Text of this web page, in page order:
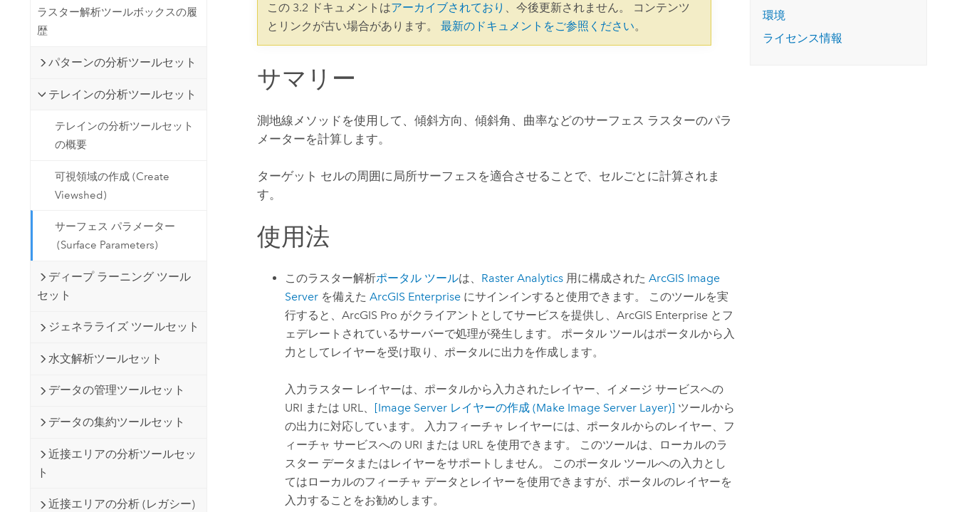
ケーションの構築
すべてのプロダクト
ラスター解析ツールボックスの履
歴
パターンの分析ツールセット
テレインの分析ツールセット
テレインの分析ツールセット
の概要
可視領域の作成 (Create
Viewshed)
サーフェス パラメーター
(Surface Parameters)
ディープ ラーニング ツール
セット
ジェネラライズ ツールセット
水文解析ツールセット
データの管理ツールセット
データの集約ツールセット
近接エリアの分析ツールセッ
ト
近接エリアの分析 (レガシー)
この 3.2 ドキュメントはアーカイブされており 、今後更新されません。 コンテンツ
とリンクが古い場合があります。最新のドキュメントをご参照ください。
サマリー
測地線メソッドを使用して、傾斜方向、傾斜角、曲率などのサーフェス ラスターのパラ
メーターを計算します。
ターゲット セルの周囲に局所サーフェスを適合させることで、セルごとに計算されま
す。
使用法
このラスター解析ポータル ツールは、 Raster Analytics用に構成された ArcGIS Image
Serverを備えた ArcGIS Enterpriseにサインインすると使用できます。 このツールを実
行すると、 ArcGIS Pro がクライアントとしてサービスを提供し、 ArcGIS Enterpriseとフ
ェデレートされているサーバーで処理が発生します。 ポータル ツールはポータルから入
力としてレイヤーを受け取り、ポータルに出力を作成します。
入力ラスター レイヤーは、ポータルから入力されたレイヤー、イメージ サービスへの
URI または URL、
[Image Server レイヤーの作成 (Make Image Server Layer)] ツールから
の出力に対応しています。 入力フィーチャ レイヤーには、ポータルからのレイヤー、フ
ィーチャ サービスへの URI または URL を使用できます。 このツールは、ローカルのラ
スター データまたはレイヤーをサポートしません。 このポータル ツールへの入力とし
てはローカルのフィーチャ データとレイヤーを使用できますが、ポータルのレイヤーを
入力することをお勧めします。
環境
ライセンス情報